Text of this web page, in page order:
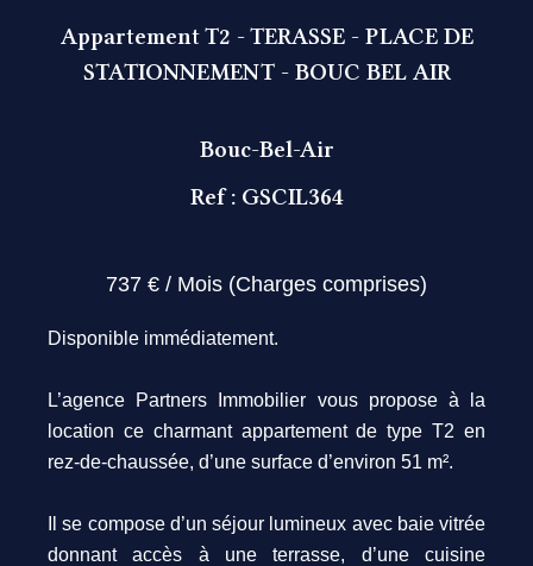
Appartement T2 - TERASSE - PLACE DE
STATIONNEMENT - BOUC BEL AIR
Bouc-Bel-Air
Ref : GSCIL364
737 € / Mois (Charges comprises)
Disponible immédiatement.
L’agence Partners Immobilier vous propose à la
location ce charmant appartement de type T2 en
rez-de-chaussée, d’une surface d’environ 51 m².
Il se compose d’un séjour lumineux avec baie vitrée
donnant accès à une terrasse, d’une cuisine